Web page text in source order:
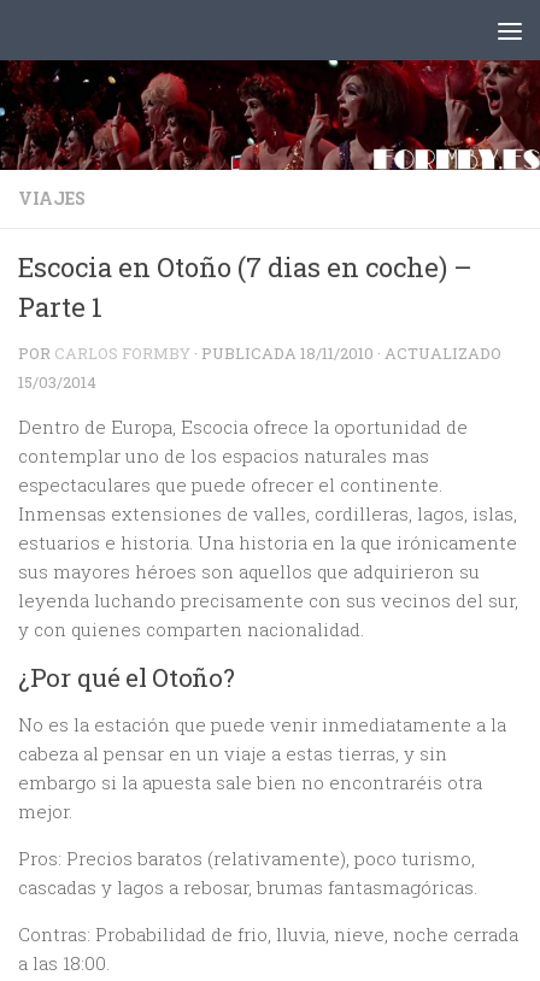
VIAJES
Escocia en Otoño (7 dias en coche) –
Parte 1
POR CARLOS FORMBY · PUBLICADA 18/11/2010 · ACTUALIZADO
15/03/2014
Dentro de Europa, Escocia ofrece la oportunidad de
contemplar uno de los espacios naturales mas
espectaculares que puede ofrecer el continente.
Inmensas extensiones de valles, cordilleras, lagos, islas,
estuarios e historia. Una historia en la que irónicamente
sus mayores héroes son aquellos que adquirieron su
leyenda luchando precisamente con sus vecinos del sur,
y con quienes comparten nacionalidad.
¿Por qué el Otoño?
No es la estación que puede venir inmediatamente a la
cabeza al pensar en un viaje a estas tierras, y sin
embargo si la apuesta sale bien no encontraréis otra
mejor.
Pros: Precios baratos (relativamente), poco turismo,
cascadas y lagos a rebosar, brumas fantasmagóricas.
Contras: Probabilidad de frio, lluvia, nieve, noche cerrada
a las 18:00.